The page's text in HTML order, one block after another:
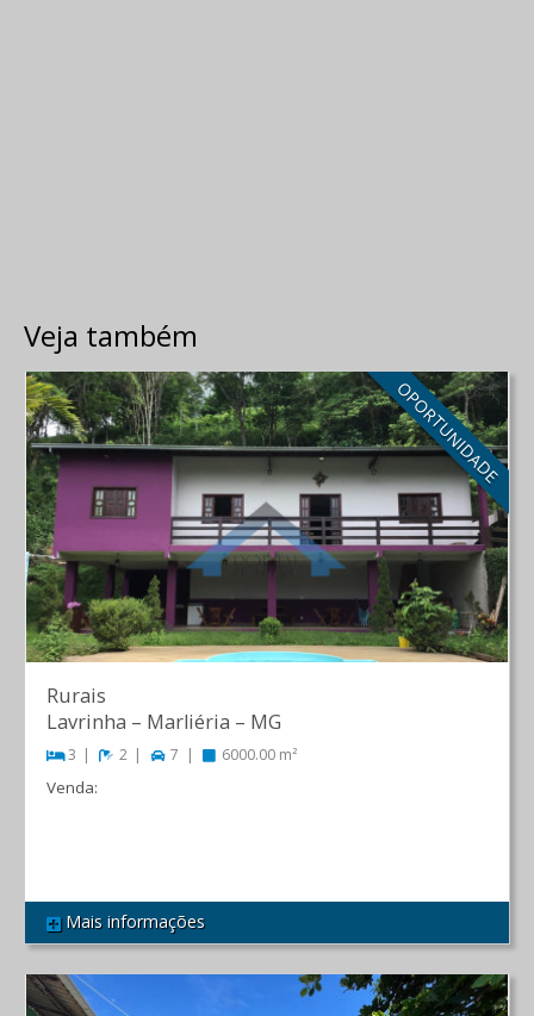
Veja também
OPORTUNIDADE
REF 284
Rurais
Lavrinha – Marliéria – MG
3 2 7 6000.00 m²
Venda:
Mais informações